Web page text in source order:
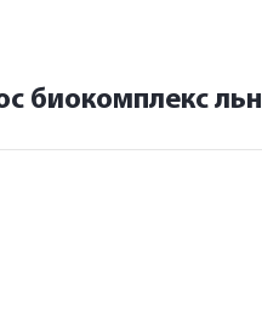
биокомплекс